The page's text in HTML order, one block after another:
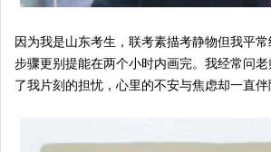
因为我是山东考生，联考素描考静物但我平
步骤更别提能在两个小时内画完。我经常问
了我片刻的担忧，心里的不安与焦虑却一直伴